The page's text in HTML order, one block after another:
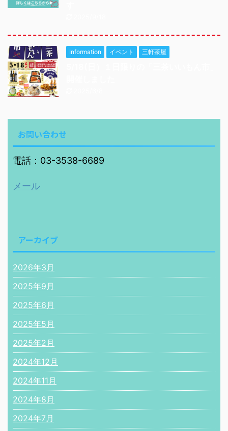
Information イベント 三軒茶屋
お問い合わせ
電話：03-3538-6689
メール
アーカイブ
2026年3月
2025年9月
2025年6月
2025年5月
2025年2月
2024年12月
2024年11月
2024年8月
2024年7月